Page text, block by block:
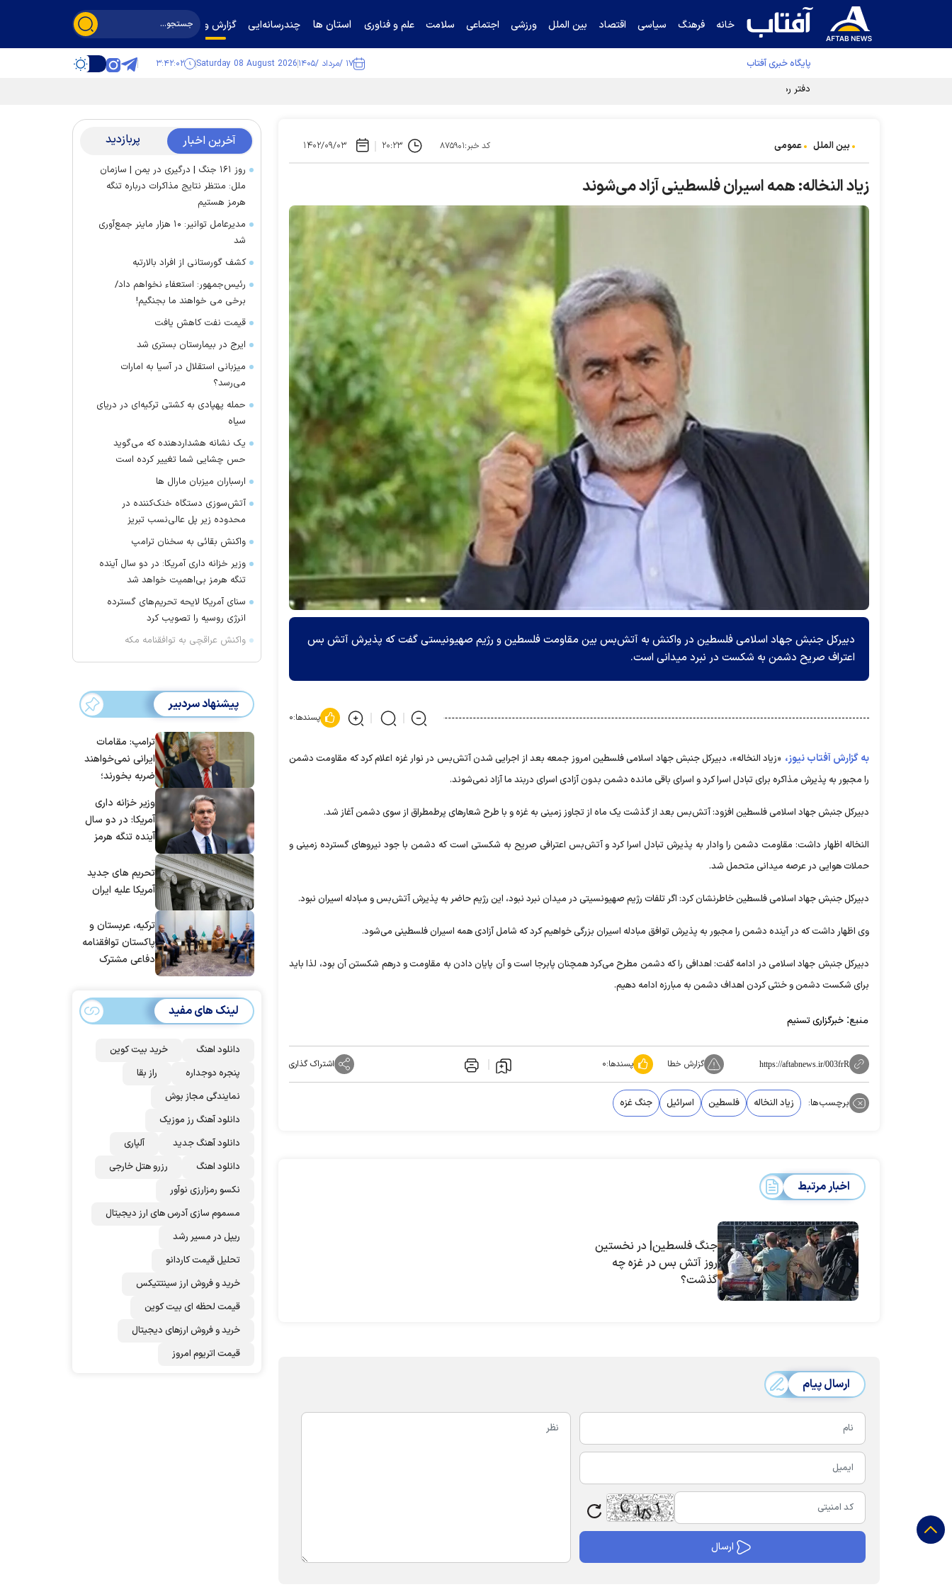
خانه فرهنگ سیاسی اقتصاد بین الملل ورزشی اجتماعی سلامت علم و فناوری استان ها چندرسانه‌ایی گزارش و گفت‌وگو
پایگاه خبری آفتاب ۱۷ /مرداد /۱۴۰۵ Saturday 08 August 2026 ۳:۴۲:۰۳
دفتر رهبر انقلاب ادعای خرازی درباره پزشکیان را تکذیب کرد
بین الملل عمومی کد خبر:۸۷۵۹۰۱ ۲۰:۲۳ ۱۴۰۲/۰۹/۰۳
زیاد النخاله: همه اسیران فلسطینی آزاد می‌شوند
دبیرکل جنبش جهاد اسلامی فلسطین در واکنش به آتش‌بس بین مقاومت فلسطین و رژیم صهیونیستی گفت که پذیرش آتش بس
اعتراف صریح دشمن به شکست در نبرد میدانی است.
پسندها:۰
به گزارش آفتاب نیوز، «زیاد النخاله»، دبیرکل جنبش جهاد اسلامی فلسطین امروز جمعه بعد از اجرایی شدن آتش‌بس در نوار غزه اعلام کرد که مقاومت دشمن
را مجبور به پذیرش مذاکره برای تبادل اسرا کرد و اسرای باقی مانده دشمن بدون آزادی اسرای دربند ما آزاد نمی‌شوند.
دبیرکل جنبش جهاد اسلامی فلسطین افزود: آتش‌بس بعد از گذشت یک ماه از تجاوز زمینی به غزه و با طرح شعار‌های پرطمطراق از سوی دشمن آغاز شد.
النخاله اظهار داشت: مقاومت دشمن را وادار به پذیرش تبادل اسرا کرد و آتش‌بس اعترافی صریح به شکستی است که دشمن با جود نیرو‌های گسترده زمینی و
حملات هوایی در عرصه میدانی متحمل شد.
دبیرکل جنبش جهاد اسلامی فلسطین خاطرنشان کرد: اگر تلفات رژیم صهیونسیتی در میدان نبرد نبود، این رژیم حاضر به پذیرش آتش‌بس و مبادله اسیران نبود.
وی اظهار داشت که در آینده دشمن را مجبور به پذیرش توافق مبادله اسیران بزرگی خواهیم کرد که شامل آزادی همه اسیران فلسطینی می‌شود.
دبیرکل جنبش جهاد اسلامی در ادامه گفت: اهدافی را که دشمن مطرح می‌کرد همچنان پابرجا است و آن پایان دادن به مقاومت و درهم شکستن آن بود، لذا باید
برای شکست دشمن و خنثی کردن اهداف دشمن به مبارزه ادامه دهیم.
منبع: خبرگزاری تسنیم
https://aftabnews.ir/003frR گزارش خطا پسندها:۰ اشتراک گذاری
برچسب‌ها: زیاد النخاله فلسطین اسرائیل جنگ غزه
اخبار مرتبط
جنگ فلسطین| در نخستین
روز آتش بس در غزه چه
گذشت؟
ارسال پیام
آخرین اخبار پربازدید
روز ۱۶۱ جنگ | درگیری در یمن | سازمان
ملل: منتظر نتایج مذاکرات درباره تنگه
هرمز هستیم
مدیرعامل توانیر: ۱۰ هزار ماینر جمع‌آوری
شد
کشف گورستانی از افراد بالارتبه
رئیس‌جمهور: استعفاء نخواهم داد/
برخی می خواهند ما بجنگیم!
قیمت نفت کاهش یافت
ایرج در بیمارستان بستری شد
میزبانی استقلال در آسیا به امارات
می‌رسد؟
حمله پهپادی به کشتی ترکیه‌ای در دریای
سیاه
یک نشانه هشداردهنده که می‌گوید
حس چشایی شما تغییر کرده است
ارسباران میزبان مارال ها
آتش‌سوزی دستگاه خنک‌کننده در
محدوده زیر پل عالی‌نسب تبریز
واکنش بقائی به سخنان ترامپ
وزیر خزانه داری آمریکا: در دو سال آینده
تنگه هرمز بی‌اهمیت خواهد شد
سنای آمریکا لایحه تحریم‌های گسترده
انرژی روسیه را تصویب کرد
واکنش عراقچی به توافقنامه مکه
پیشنهاد سردبیر
ترامپ: مقامات
ایرانی نمی‌خواهند
ضربه بخورند؛
توافق برسند
وزیر خزانه داری
آمریکا: در دو سال
آینده تنگه هرمز
شد
تحریم های جدید
آمریکا علیه ایران
ترکیه، عربستان و
پاکستان توافقنامه
دفاعی مشترک
لینک های مفید
دانلود اهنگ
خرید بیت کوین
پنجره دوجداره
راز بقا
نمایندگی مجاز بوش
دانلود آهنگ رز‌ موزیک
دانلود آهنگ جدید
آلپاری
دانلود اهنگ
رزرو هتل خارجی
نکسو رمزارزی نوآور
مسموم سازی آدرس های ارز دیجیتال
ریپل در مسیر رشد
تحلیل قیمت کاردانو
خرید و فروش ارز سینتتیکس
قیمت لحظه ای بیت کوین
خرید و فروش ارزهای دیجیتال
قیمت اتریوم امروز